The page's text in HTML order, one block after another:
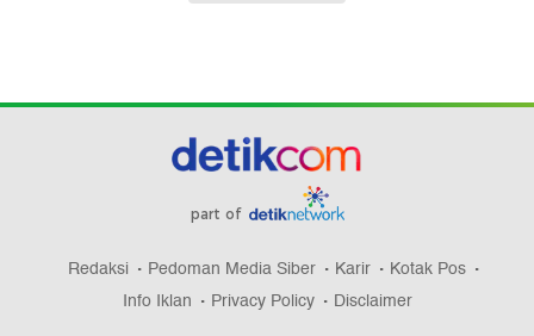
part of
Redaksi Pedoman Media Siber Karir
Kotak Pos
Info Iklan
Privacy Policy Disclaimer